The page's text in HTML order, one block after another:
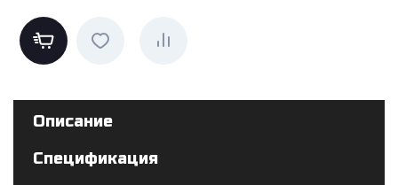
Описание
Спецификация